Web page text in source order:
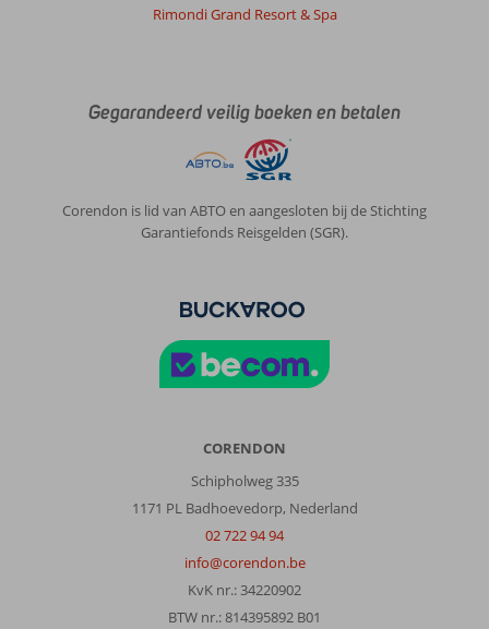
Rimondi Grand Resort & Spa
Gegarandeerd veilig boeken en betalen
Corendon is lid van ABTO en aangesloten bij de Stichting
Garantiefonds Reisgelden (SGR).
CORENDON
Schipholweg 335
1171 PL Badhoevedorp, Nederland
02 722 94 94
info@corendon.be
KvK nr.: 34220902
BTW nr.: 814395892 B01